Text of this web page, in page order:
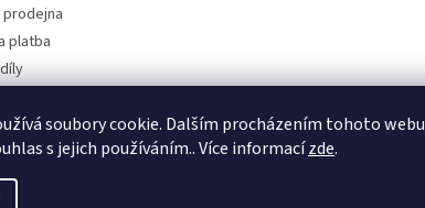
soubory cookie. Dalším procházením tohoto webu
s jejich používáním.. Více informacízde.
prodejna
platba